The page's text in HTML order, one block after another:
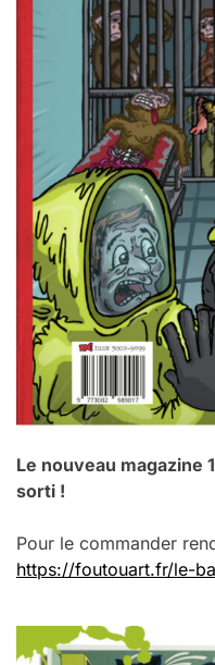
Le nouveau magazine
sorti !
Pour le commander
https://foutouart.fr/le-